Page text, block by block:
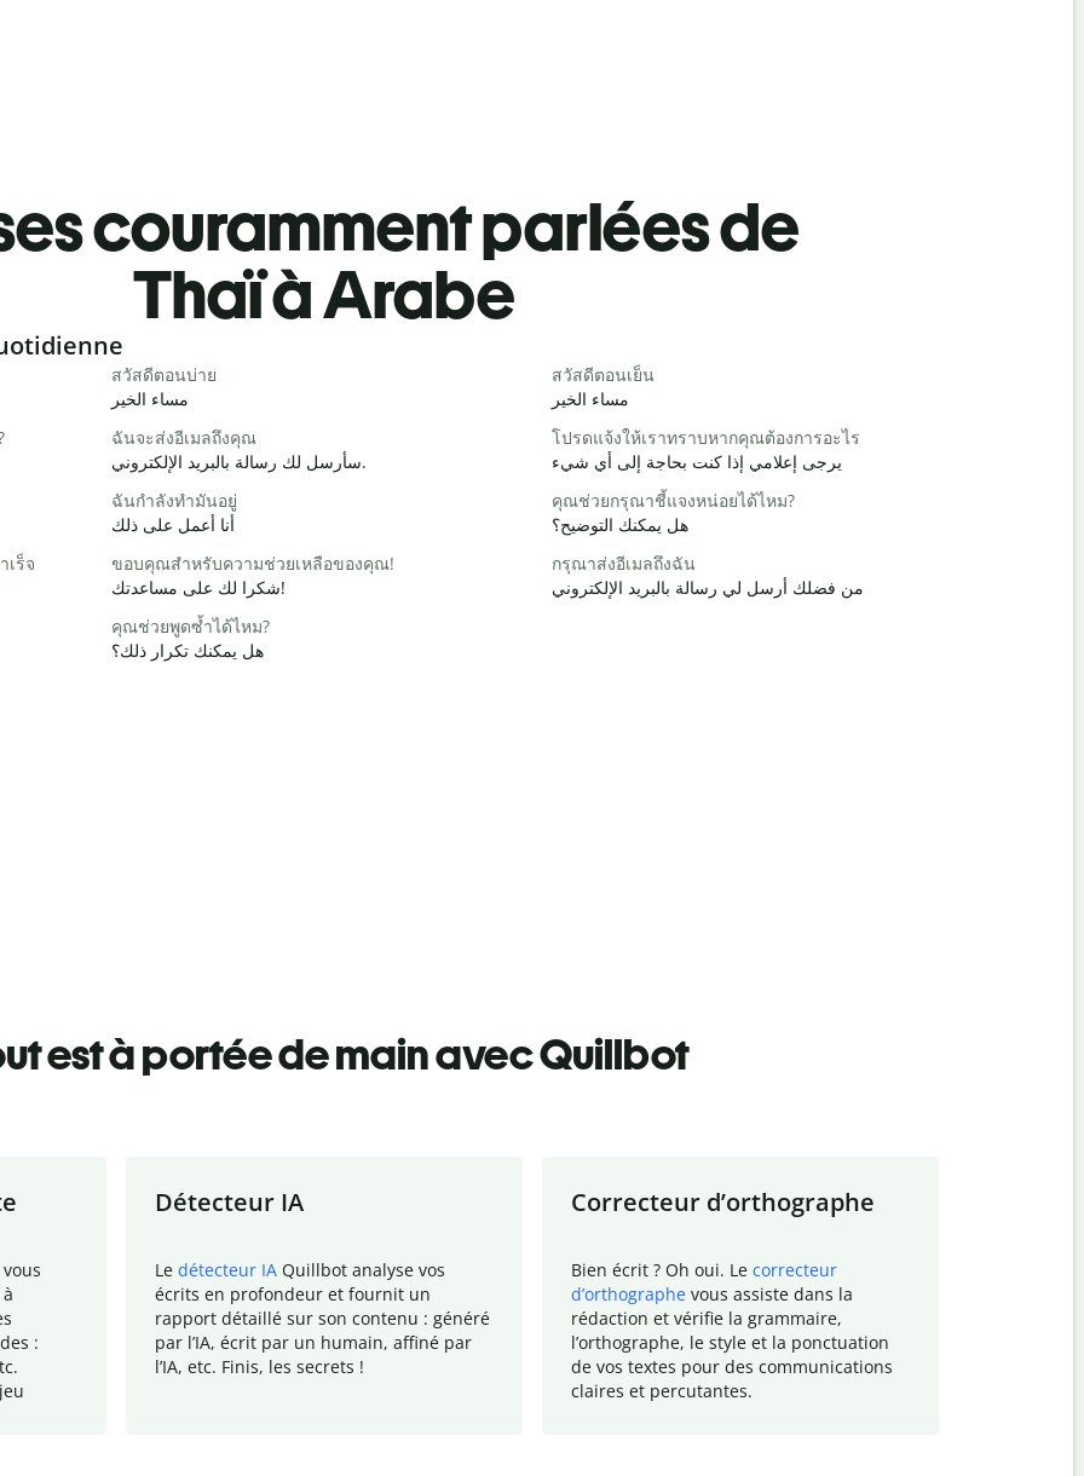
couramment parlées de
Thaï à Arabe
สวัสดีตอนบ่าย
مساء الخير
สวัสดีตอนเย็น
مساء الخير
ฉันจะส่งอีเมลถึงคุณ
سأرسل لك رسالة بالبريد الإلكتروني.
โปรดแจ้งให้เราทราบหากคุณต้องการอะไร
يرجى إعلامي إذا كنت بحاجة إلى أي شيء
ฉันกำลังทำมันอยู่
أنا أعمل على ذلك
คุณช่วยกรุณาชี้แจงหน่อยได้ไหม?
هل يمكنك التوضيح؟
เร็จ
ขอบคุณสำหรับความช่วยเหลือของคุณ!
شكرا لك على مساعدتك!
กรุณาส่งอีเมลถึงฉัน
من فضلك أرسل لي رسالة بالبريد الإلكتروني
คุณช่วยพูดซ้ำได้ไหม?
هل يمكنك تكرار ذلك؟
est à portée de main avec Quillbot
:
Détecteur IA
Le détecteur IA Quillbot analyse vos
écrits en profondeur et fournit un
rapport détaillé sur son contenu : généré
par l’IA, écrit par un humain, affiné par
l’IA, etc. Finis, les secrets !
Correcteur d’orthographe
Bien écrit ? Oh oui. Le correcteur
d’orthographe vous assiste dans la
rédaction et vérifie la grammaire,
l’orthographe, le style et la ponctuation
de vos textes pour des communications
claires et percutantes.